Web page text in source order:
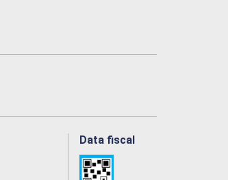
Data fiscal